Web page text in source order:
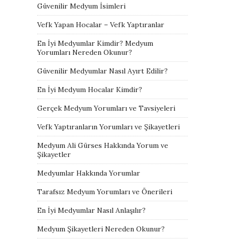
Güvenilir Medyum İsimleri
Vefk Yapan Hocalar – Vefk Yaptıranlar
En İyi Medyumlar Kimdir? Medyum
Yorumları Nereden Okunur?
Güvenilir Medyumlar Nasıl Ayırt Edilir?
En İyi Medyum Hocalar Kimdir?
Gerçek Medyum Yorumları ve Tavsiyeleri
Vefk Yaptıranların Yorumları ve Şikayetleri
Medyum Ali Gürses Hakkında Yorum ve
Şikayetler
Medyumlar Hakkında Yorumlar
Tarafsız Medyum Yorumları ve Önerileri
En İyi Medyumlar Nasıl Anlaşılır?
Medyum Şikayetleri Nereden Okunur?